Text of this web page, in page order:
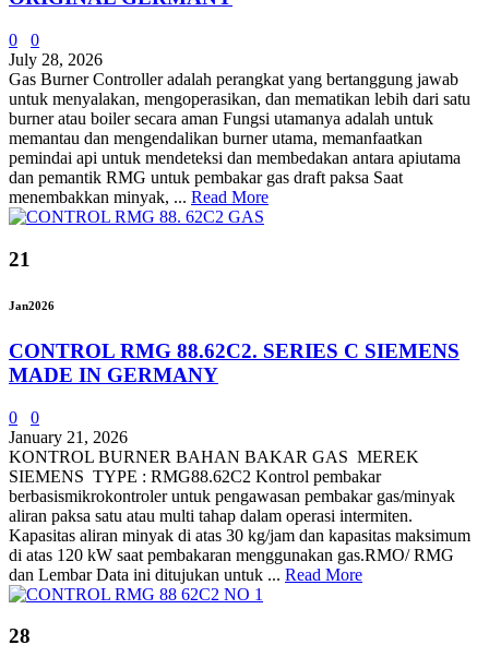
0
0
July 28, 2026
Gas Burner Controller adalah perangkat yang bertanggung jawab
untuk menyalakan, mengoperasikan, dan mematikan lebih dari satu
burner atau boiler secara aman Fungsi utamanya adalah untuk
memantau dan mengendalikan burner utama, memanfaatkan
pemindai api untuk mendeteksi dan membedakan antara apiutama
dan pemantik RMG untuk pembakar gas draft paksa Saat
menembakkan minyak, ... Read More
21
Jan2026
CONTROL RMG 88.62C2. SERIES C SIEMENS
MADE IN GERMANY
0
0
January 21, 2026
KONTROL BURNER BAHAN BAKAR GAS MEREK
SIEMENS TYPE : RMG88.62C2 Kontrol pembakar
berbasismikrokontroler untuk pengawasan pembakar gas/minyak
aliran paksa satu atau multi tahap dalam operasi intermiten.
Kapasitas aliran minyak di atas 30 kg/jam dan kapasitas maksimum
di atas 120 kW saat pembakaran menggunakan gas.RMO/ RMG
dan Lembar Data ini ditujukan untuk ... Read More
28